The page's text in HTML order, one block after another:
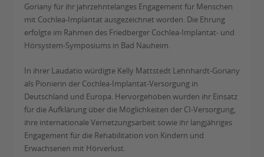
Goriany für ihr jahrzehntelanges Engagement für Menschen
mit Cochlea-Implantat ausgezeichnet worden. Die Ehrung
erfolgte im Rahmen des Friedberger Cochlea-Implantat- und
Hörsystem-Symposiums in Bad Nauheim.
In ihrer Laudatio würdigte Kelly Mattstedt Lehnhardt-Goriany
als Pionierin der Cochlea-Implantat-Versorgung in
Deutschland und Europa. Hervorgehoben wurden ihr Einsatz
für die Aufklärung über die Möglichkeiten der CI-Versorgung,
ihre internationale Vernetzungsarbeit sowie ihr langjähriges
Engagement für die Rehabilitation von Kindern und
Erwachsenen mit Hörverlust.